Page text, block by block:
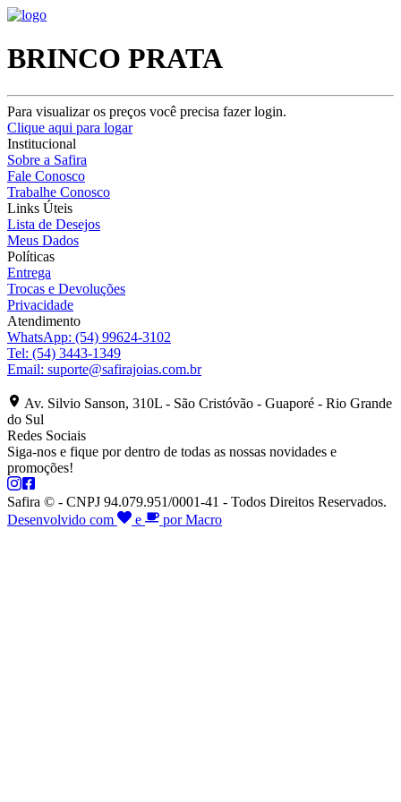
BRINCO PRATA
Para visualizar os preços você precisa fazer login.
Clique aqui para logar
Institucional
Sobre a Safira
Fale Conosco
Trabalhe Conosco
Links Úteis
Lista de Desejos
Meus Dados
Políticas
Entrega
Trocas e Devoluções
Privacidade
Atendimento
WhatsApp: (54) 99624-3102
Tel: (54) 3443-1349
Email: suporte@safirajoias.com.br
Av. Silvio Sanson, 310L - São Cristóvão - Guaporé - Rio Grande
do Sul
Redes Sociais
Siga-nos e fique por dentro de todas as nossas novidades e
promoções!
Safira © - CNPJ 94.079.951/0001-41 - Todos Direitos Reservados.
Desenvolvido com
e por Macro